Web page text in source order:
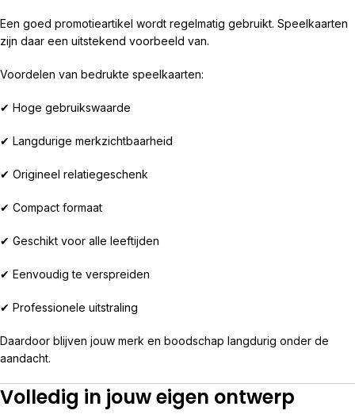
Een goed promotieartikel wordt regelmatig gebruikt. Speelkaarten
zijn daar een uitstekend voorbeeld van.
Voordelen van bedrukte speelkaarten:
✔ Hoge gebruikswaarde
✔ Langdurige merkzichtbaarheid
✔ Origineel relatiegeschenk
✔ Compact formaat
✔ Geschikt voor alle leeftijden
✔ Eenvoudig te verspreiden
✔ Professionele uitstraling
Daardoor blijven jouw merk en boodschap langdurig onder de
aandacht.
Volledig in jouw eigen ontwerp